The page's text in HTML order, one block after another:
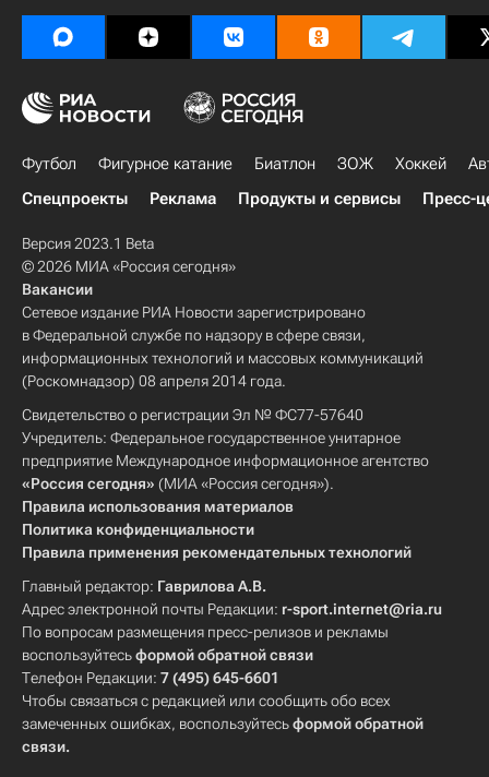
Футбол Фигурное катание Биатлон ЗОЖ Хоккей
Спецпроекты
Реклама Продукты и сервисы Пресс-
Версия 2023.1 Beta
© 2026 МИА «Россия сегодня»
Вакансии
Сетевое издание РИА Новости зарегистрировано
в Федеральной службе по надзору в сфере связи,
информационных технологий и массовых коммуникаций
(Роскомнадзор) 08 апреля 2014 года.
Свидетельство о регистрации Эл № ФС77-57640
Учредитель: Федеральное государственное унитарное
предприятие Международное информационное агентство
«Россия сегодня» (МИА «Россия сегодня»).
Правила использования материалов
Политика конфиденциальности
Правила применения рекомендательных технологий
Главный редактор: Гаврилова А.В.
Адрес электронной почты Редакции: r-sport.internet@ria.ru
По вопросам размещения пресс-релизов и рекламы
воспользуйтесьформой обратной связи
Телефон Редакции: 7 (495) 645-6601
Чтобы связаться с редакцией или сообщить обо всех
замеченных ошибках, воспользуйтесьформой обратной
связи.